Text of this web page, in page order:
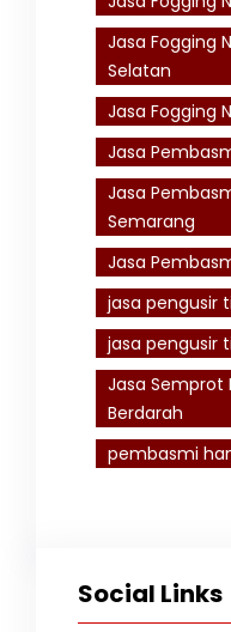
Jasa Fogging
Selatan
Jasa Fogging
Jasa
Jasa
Semarang
Jasa
jasa pengusir
jasa pengusir
Jasa Semprot
Berdarah
pembasmi
Social Links